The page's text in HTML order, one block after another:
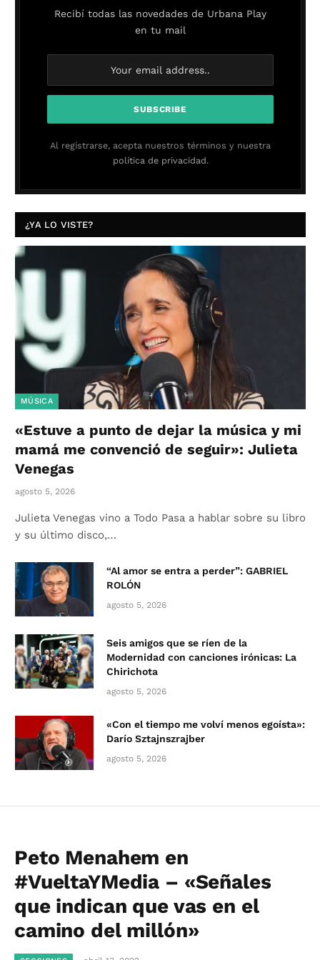
Recibí todas las novedades de Urbana Play
en tu mail
Al registrarse, acepta nuestros términos y nuestra
política de privacidad.
¿YA LO VISTE?
MÚSICA
«Estuve a punto de dejar la música y mi
mamá me convenció de seguir»: Julieta
Venegas
agosto 5, 2026
Julieta Venegas vino a Todo Pasa a hablar sobre su libro
y su último disco,…
“Al amor se entra a perder”: GABRIEL
ROLÓN
agosto 5, 2026
Seis amigos que se ríen de la
Modernidad con canciones irónicas: La
Chirichota
agosto 5, 2026
«Con el tiempo me volví menos egoísta»:
Darío Sztajnszrajber
agosto 5, 2026
Peto Menahem en
#VueltaYMedia – «Señales
que indican que vas en el
camino del millón»